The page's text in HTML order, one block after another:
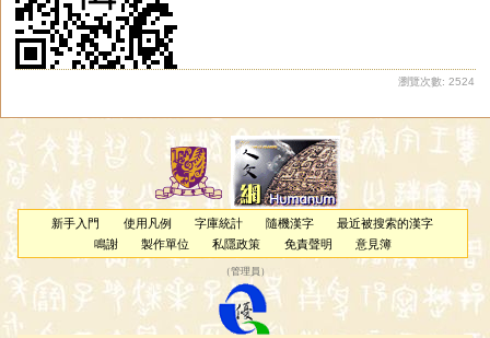
瀏覽次數: 2524
新手入門 使用凡例 字庫統計 隨機漢字
最近被搜索的漢字
鳴謝
製作單位 私隱政策 免責聲明 意見簿
（管理員 ）